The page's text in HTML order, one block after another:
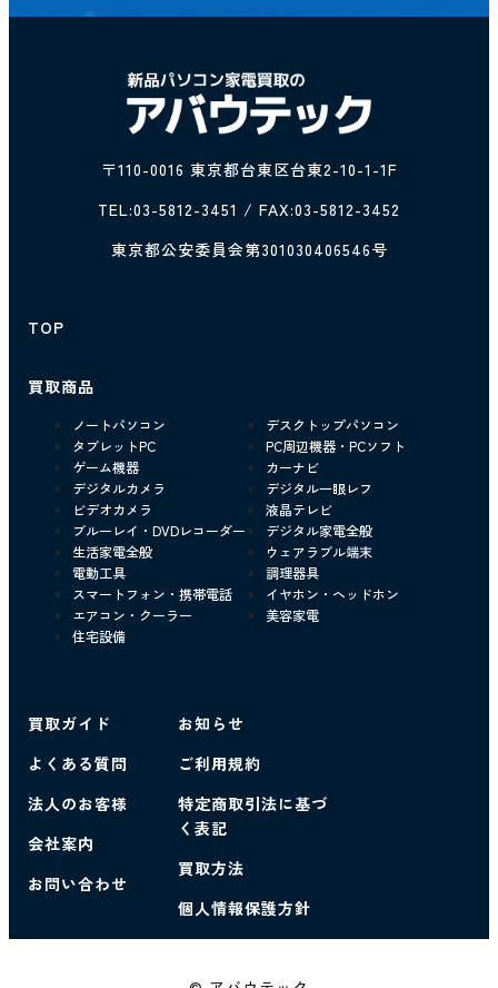
〒110-0016 東京都台東区台東2-10-1-1F
TEL:03-5812-3451 / FAX:03-5812-3452
東京都公安委員会第301030406546号
TOP
買取商品
ノートパソコン
デスクトップパソコン
タブレットPC
PC周辺機器・PCソフト
ゲーム機器
カーナビ
デジタルカメラ
デジタル一眼レフ
ビデオカメラ
液晶テレビ
ブルーレイ・DVDレコーダー
デジタル家電全般
生活家電全般
ウェアラブル端末
電動工具
調理器具
スマートフォン・携帯電話
イヤホン・ヘッドホン
エアコン・クーラー
美容家電
住宅設備
買取ガイド
よくある質問
法人のお客様
会社案内
お問い合わせ
お知らせ
ご利用規約
特定商取引法に基づ
く表記
買取方法
個人情報保護方針